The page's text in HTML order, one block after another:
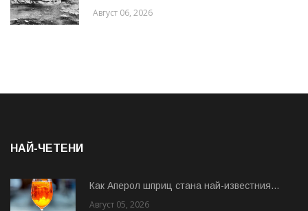
Август 06, 2026
НАЙ-ЧЕТЕНИ
Как Аперол шприц стана най-известния...
Август 05, 2026